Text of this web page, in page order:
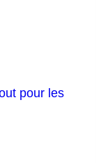
pour les